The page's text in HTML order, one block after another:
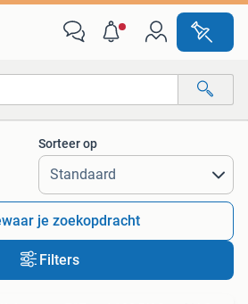
Alle afstanden…
Sorteer op
je zoekopdracht
Filters